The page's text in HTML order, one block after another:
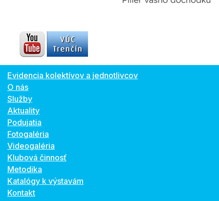
Evidencia kolektívov a jednotlivcov
O nás
Služby
Aktuality
Podujatia
Fotogaléria
Videogaléria
Klubová činnosť
Metodika
Katalógy k výstavám
Kontakt